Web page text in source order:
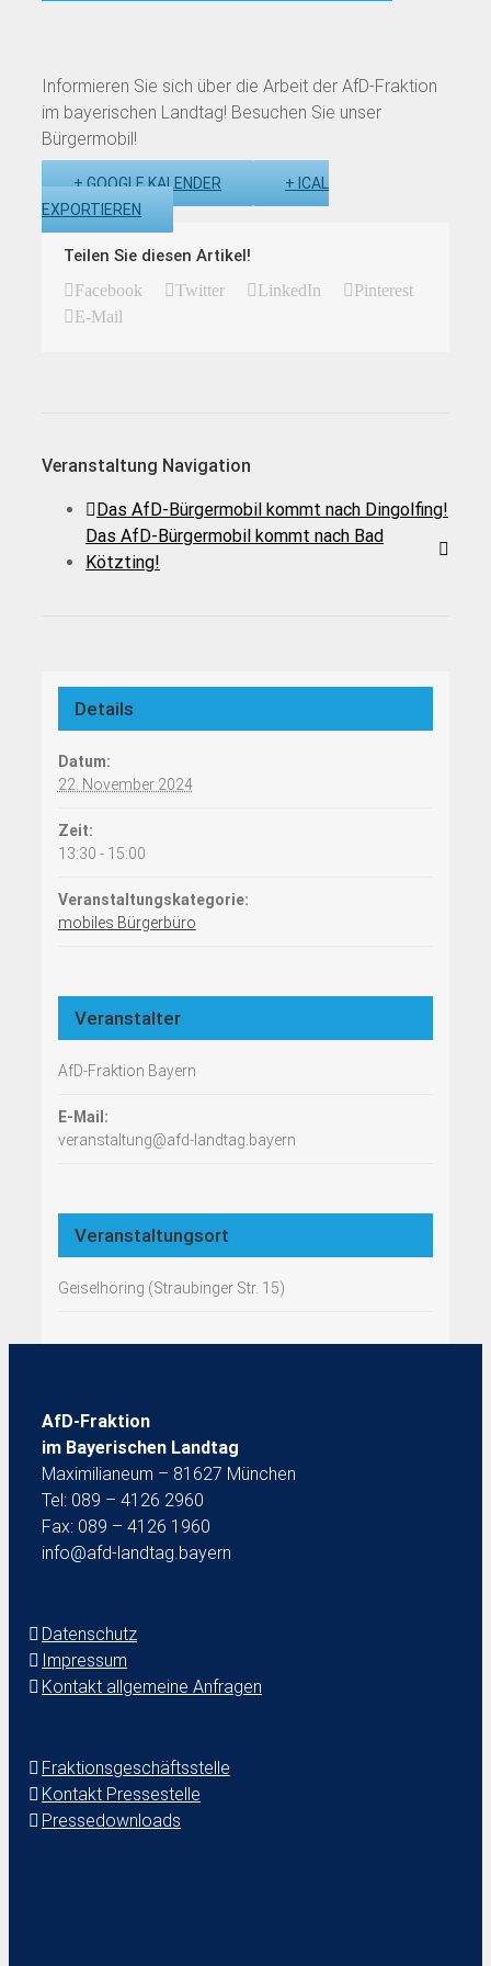
Informieren Sie sich über die Arbeit der AfD-Fraktion
im bayerischen Landtag! Besuchen Sie unser
Bürgermobil!
+ GOOGLE KALENDER
+ ICAL
EXPORTIEREN
Teilen Sie diesen Artikel!
Facebook Twitter LinkedIn
Pinterest
E-Mail
Veranstaltung Navigation
Das AfD-Bürgermobil kommt nach Dingolfing!
Das AfD-Bürgermobil kommt nach Bad
Kötzting!
Details
Datum:
22. November 2024
Zeit:
13:30 - 15:00
Veranstaltungskategorie:
mobiles Bürgerbüro
Veranstalter
AfD-Fraktion Bayern
E-Mail:
veranstaltung@afd-landtag.bayern
Veranstaltungsort
Geiselhöring (Straubinger Str. 15)
AfD-Fraktion
im Bayerischen Landtag
Maximilianeum – 81627 München
Tel: 089 – 4126 2960
Fax: 089 – 4126 1960
info@afd-landtag.bayern
Datenschutz
Impressum
Kontakt allgemeine Anfragen
Fraktionsgeschäftsstelle
Kontakt Pressestelle
Pressedownloads